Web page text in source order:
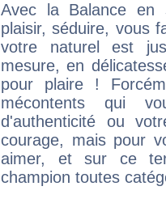
Avec la Balance en
plaisir, séduire, vous
votre naturel est
mesure, en
pour plaire !
mécontents qui
d'authenticité ou
courage, mais pour
aimer, et sur ce
champion toutes